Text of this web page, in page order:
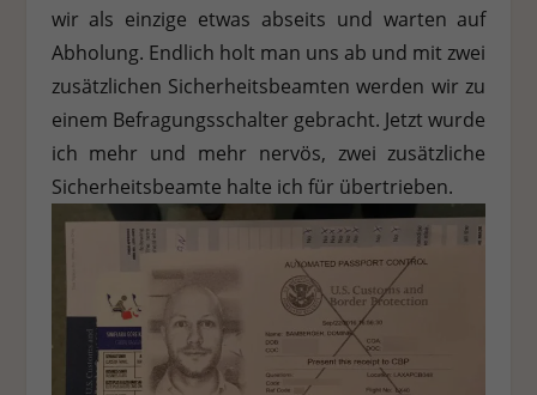
wir als einzige etwas abseits und warten auf
Abholung. Endlich holt man uns ab und mit zwei
zusätzlichen Sicherheitsbeamten werden wir zu
einem Befragungsschalter gebracht. Jetzt wurde
ich mehr und mehr nervös, zwei zusätzliche
Sicherheitsbeamte halte ich für übertrieben.